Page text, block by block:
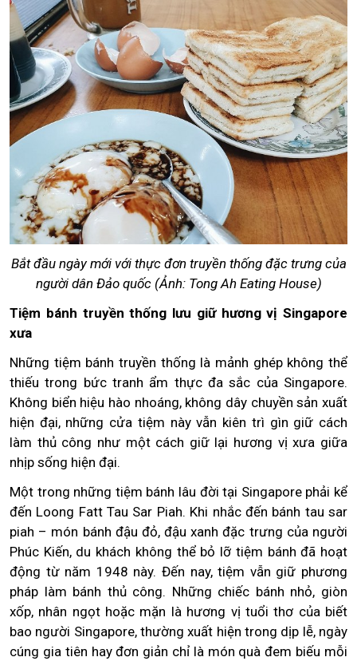
Bắt đầu ngày mới với thực đơn truyền thống đặc trưng của
người dân Đảo quốc (Ảnh: Tong Ah Eating House)
Tiệm bánh truyền thống lưu giữ hương vị Singapore
xưa
Những tiệm bánh truyền thống là mảnh ghép không thể
thiếu trong bức tranh ẩm thực đa sắc của Singapore.
Không biển hiệu hào nhoáng, không dây chuyền sản xuất
hiện đại, những cửa tiệm này vẫn kiên trì gìn giữ cách
làm thủ công như một cách giữ lại hương vị xưa giữa
nhịp sống hiện đại.
Một trong những tiệm bánh lâu đời tại Singapore phải kể
đến Loong Fatt Tau Sar Piah. Khi nhắc đến bánh tau sar
piah – món bánh đậu đỏ, đậu xanh đặc trưng của người
Phúc Kiến, du khách không thể bỏ lỡ tiệm bánh đã hoạt
động từ năm 1948 này. Đến nay, tiệm vẫn giữ phương
pháp làm bánh thủ công. Những chiếc bánh nhỏ, giòn
xốp, nhân ngọt hoặc mặn là hương vị tuổi thơ của biết
bao người Singapore, thường xuất hiện trong dịp lễ, ngày
cúng gia tiên hay đơn giản chỉ là món quà đem biếu mỗi